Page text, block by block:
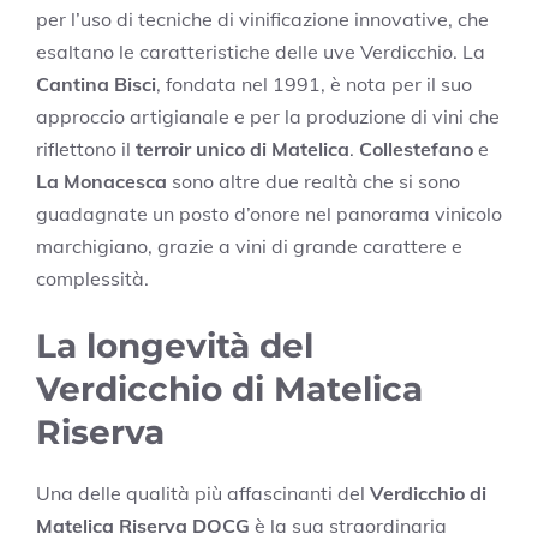
per l’uso di tecniche di vinificazione innovative, che
esaltano le caratteristiche delle uve Verdicchio. La
Cantina Bisci, fondata nel 1991, è nota per il suo
approccio artigianale e per la produzione di vini che
riflettono il terroir unico di Matelica. Collestefano e
La Monacesca sono altre due realtà che si sono
guadagnate un posto d’onore nel panorama vinicolo
marchigiano, grazie a vini di grande carattere e
complessità.
La longevità del
Verdicchio di Matelica
Riserva
Una delle qualità più affascinanti del Verdicchio di
Matelica Riserva DOCG è la sua straordinaria